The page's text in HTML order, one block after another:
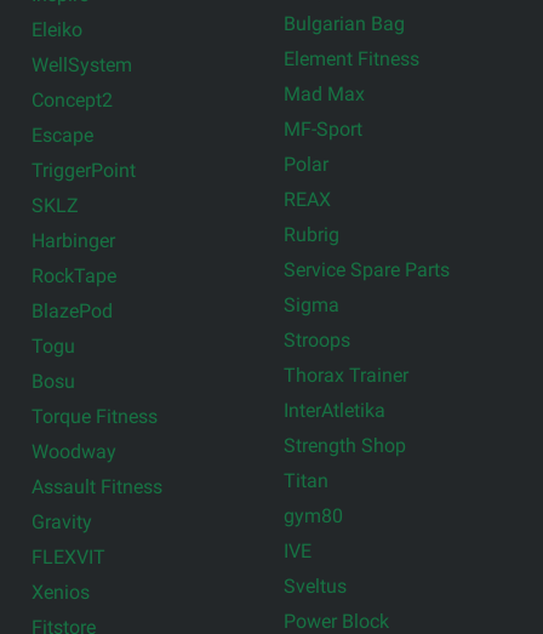
Eleiko
WellSystem
Concept2
Escape
TriggerPoint
SKLZ
Harbinger
RockTape
BlazePod
Togu
Bosu
Torque Fitness
Woodway
Assault Fitness
Gravity
FLEXVIT
Xenios
Fitstore
Bulgarian Bag
Element Fitness
Mad Max
MF-Sport
Polar
REAX
Rubrig
Service Spare Parts
Sigma
Stroops
Thorax Trainer
InterAtletika
Strength Shop
Titan
gym80
IVE
Sveltus
Power Block